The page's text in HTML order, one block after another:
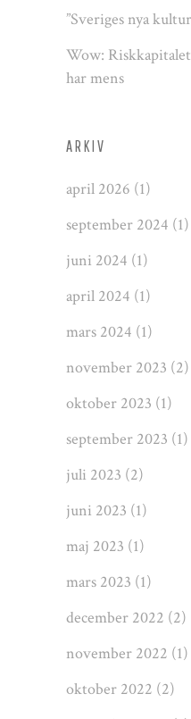
”Sveriges nya
Wow:
har mens
ARKIV
april 2026 (1)
september 2024 (1)
juni 2024 (1)
april 2024 (1)
mars 2024 (1)
november 2023 (2)
oktober 2023 (1)
september 2023 (1)
juli 2023 (2)
juni 2023 (1)
maj 2023 (1)
mars 2023 (1)
december 2022 (2)
november 2022 (1)
oktober 2022 (2)